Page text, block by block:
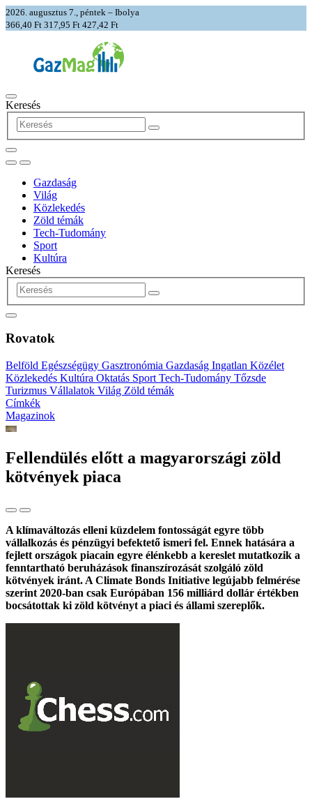
2026. augusztus 7., péntek – Ibolya
366,40 Ft 317,95 Ft 427,42 Ft
Keresés
Gazdaság
Világ
Közlekedés
Zöld témák
Tech-Tudomány
Sport
Kultúra
Keresés
Rovatok
Belföld Egészségügy Gasztronómia Gazdaság Ingatlan Közélet
Közlekedés Kultúra Oktatás Sport Tech-Tudomány Tőzsde
Turizmus Vállalatok Világ Zöld témák
Címkék
Magazinok
Fellendülés előtt a magyarországi zöld
kötvények piaca
A klímaváltozás elleni küzdelem fontosságát egyre több
vállalkozás és pénzügyi befektető ismeri fel. Ennek hatására a
fejlett országok piacain egyre élénkebb a kereslet mutatkozik a
fenntartható beruházások finanszírozását szolgáló zöld
kötvények iránt. A Climate Bonds Initiative legújabb felmérése
szerint 2020-ban csak Európában 156 milliárd dollár értékben
bocsátottak ki zöld kötvényt a piaci és állami szereplők.